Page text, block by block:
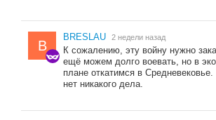
B
BRESLAU 2 недели назад
К сожалению, эту войну нужно
ещё можем долго воевать, но в
плане откатимся в
нет никакого дела.